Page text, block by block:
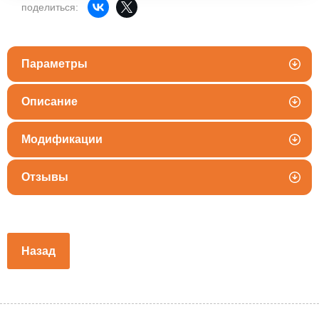
поделиться:
Параметры
Описание
Модификации
Отзывы
Назад